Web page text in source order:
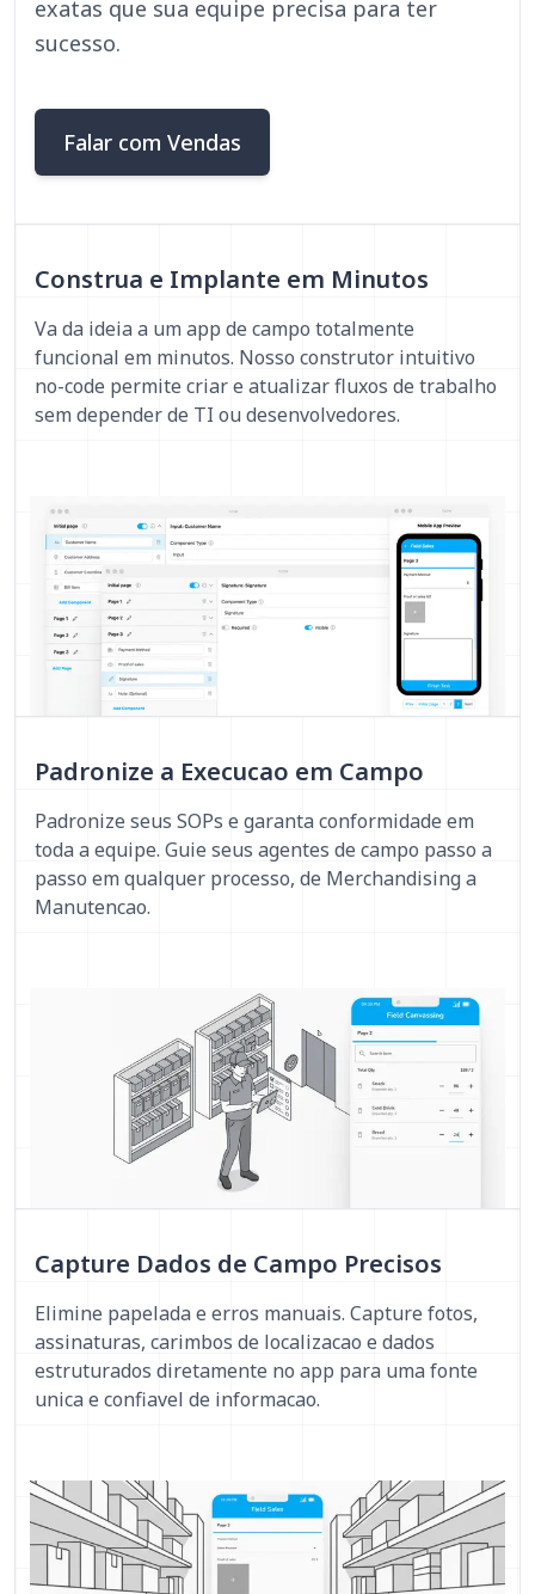
exatas que sua equipe precisa para ter
sucesso.
Falar com Vendas
Construa e Implante em Minutos
Va da ideia a um app de campo totalmente
funcional em minutos. Nosso construtor intuitivo
no-code permite criar e atualizar fluxos de trabalho
sem depender de TI ou desenvolvedores.
Padronize a Execucao em Campo
Padronize seus SOPs e garanta conformidade em
toda a equipe. Guie seus agentes de campo passo a
passo em qualquer processo, de Merchandising a
Manutencao.
Capture Dados de Campo Precisos
Elimine papelada e erros manuais. Capture fotos,
assinaturas, carimbos de localizacao e dados
estruturados diretamente no app para uma fonte
unica e confiavel de informacao.